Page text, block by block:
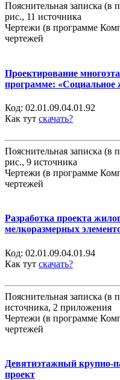
Пояснительная записка (в
рис., 11 источника
Чертежи (в программе
чертежей
Проектирование
программе: «Социальное
Код: 02.01.09.04.01.92
Как тут скачать?
Пояснительная записка (в
рис., 9 источника
Чертежи (в программе
чертежей
Разработка проекта
мелкоразмерных
Код: 02.01.09.04.01.94
Как тут скачать?
Пояснительная записка (в
источника, 2 приложения
Чертежи (в программе
чертежей
Девятиэтажный крупно-
проект